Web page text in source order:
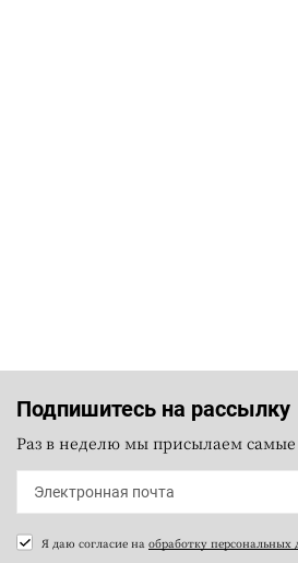
Подпишитесь на рассылку
Раз в неделю мы присылаем
Я даю согласие на обработку персональных